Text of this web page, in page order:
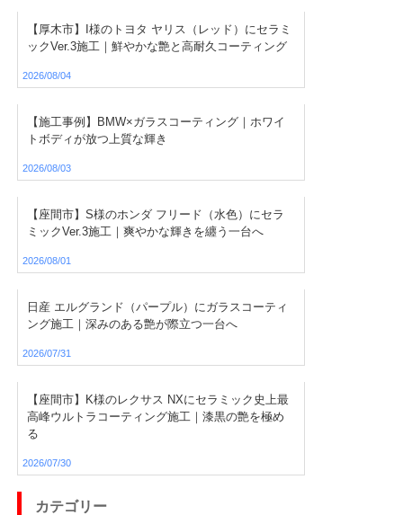
【厚木市】I様のトヨタ ヤリス（レッド）にセラミ
ックVer.3施工｜鮮やかな艶と高耐久コーティング
2026/08/04
【施工事例】BMW×ガラスコーティング｜ホワイ
トボディが放つ上質な輝き
2026/08/03
【座間市】S様のホンダ フリード（水色）にセラ
ミックVer.3施工｜爽やかな輝きを纏う一台へ
2026/08/01
日産 エルグランド（パープル）にガラスコーティ
ング施工｜深みのある艶が際立つ一台へ
2026/07/31
【座間市】K様のレクサス NXにセラミック史上最
高峰ウルトラコーティング施工｜漆黒の艶を極め
る
2026/07/30
カテゴリー